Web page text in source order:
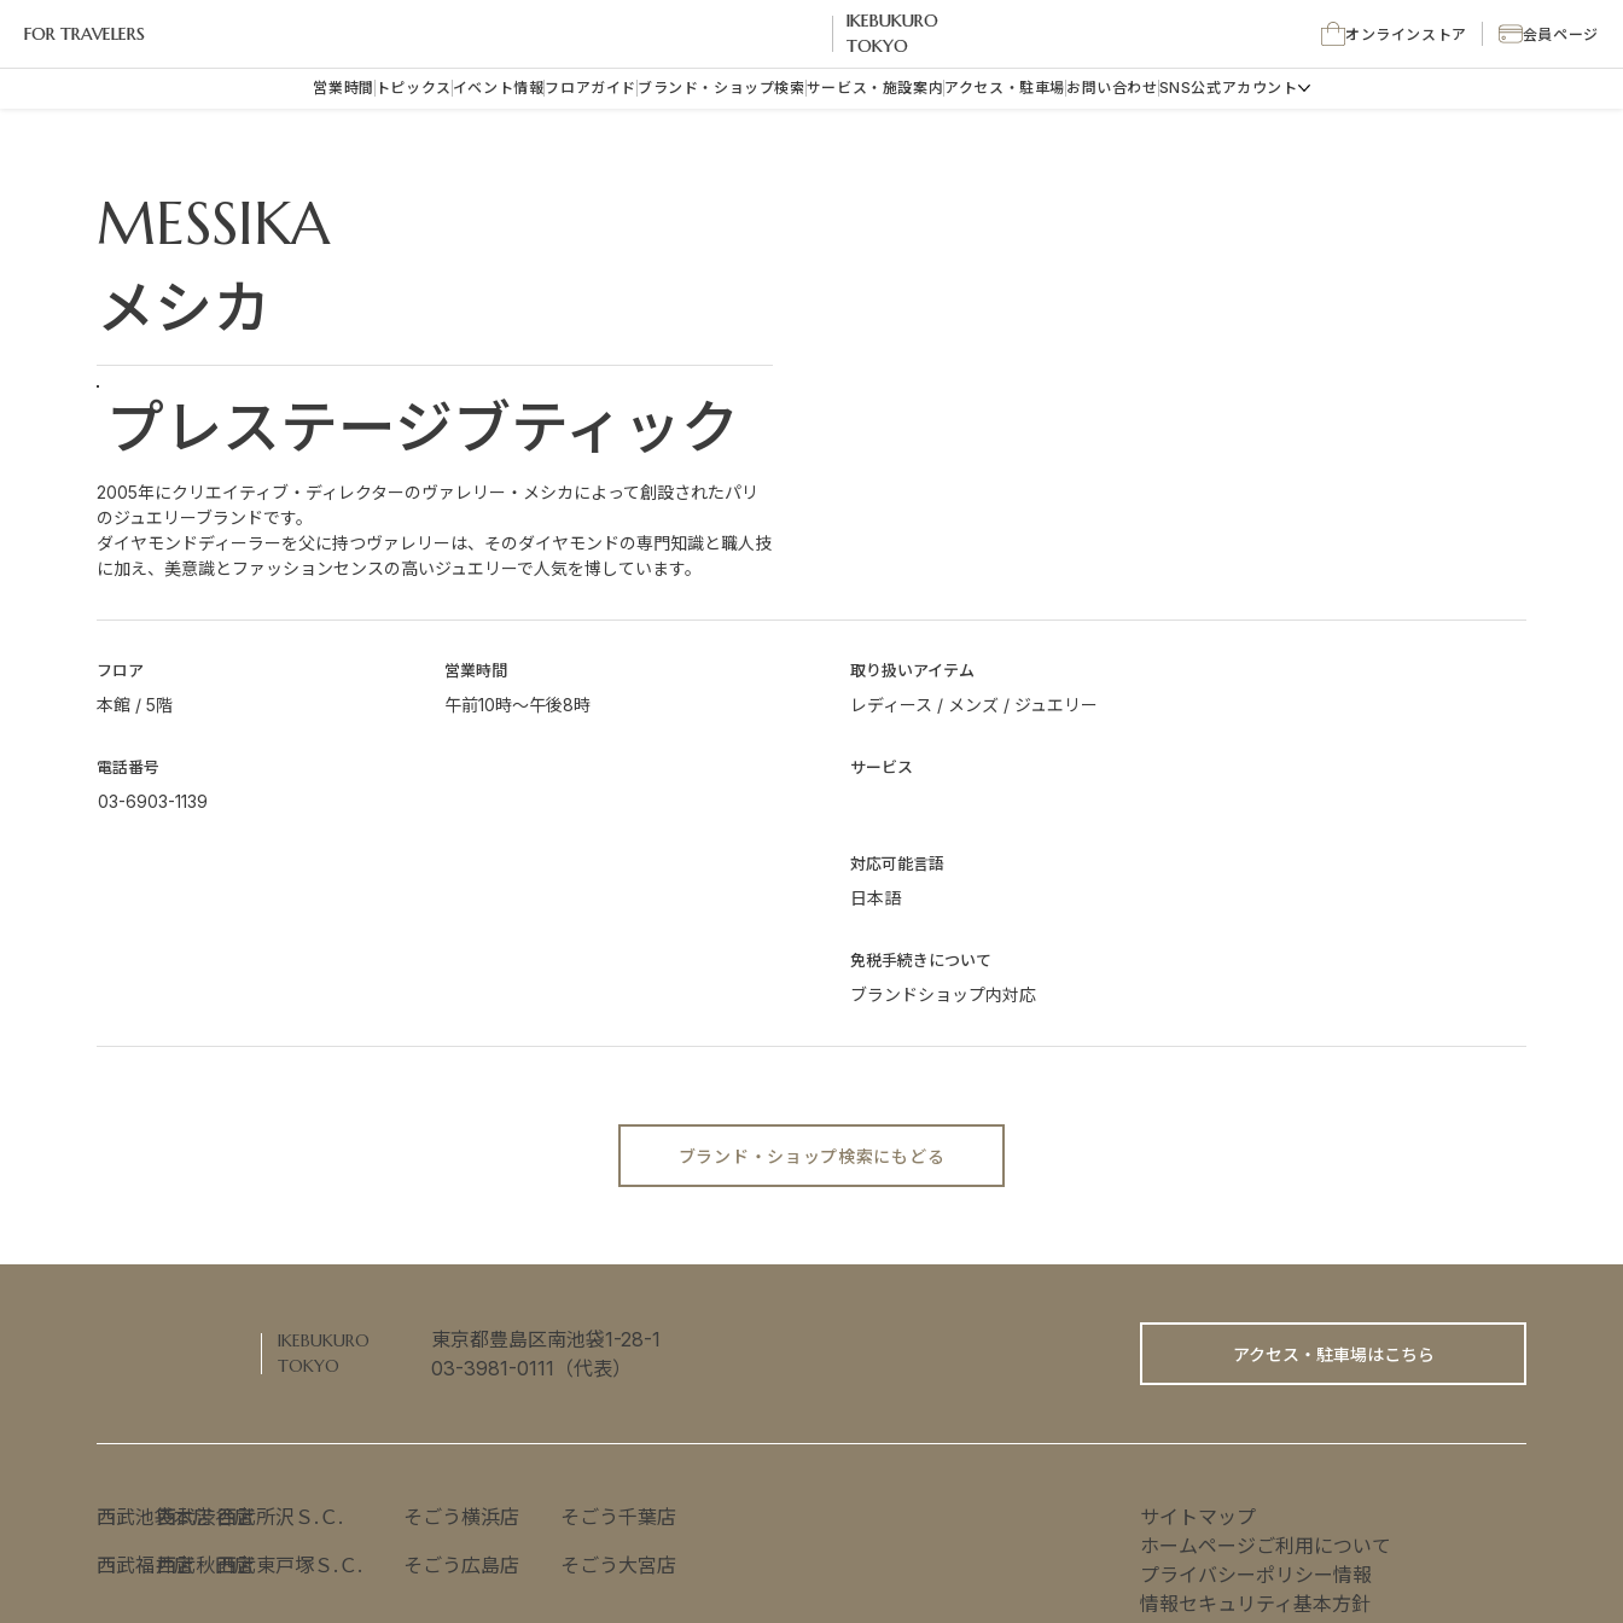
FOR TRAVELERS
IKEBUKURO
TOKYO
オンラインストア 会員ページ
営業時間 トピックス イベント情報フロアガイド ブランド・ショップ検索サービス・施設案内 アクセス・駐車場 お問い合わせSNS公式アカウント
MESSIKA
メシカ
プレステージブティック
2005年にクリエイティブ・ディレクターのヴァレリー・メシカによって創設されたパリ
のジュエリーブランドです。
ダイヤモンドディーラーを父に持つヴァレリーは、そのダイヤモンドの専門知識と職人技
に加え、美意識とファッションセンスの高いジュエリーで人気を博しています。
​フロア
本館 / 5階
電話番号
03-6903-1139
営業時間
午前10時～午後8時
取り扱いアイテム
レディース / メンズ / ジュエリー
サービス
​対応可能言語
日本語
免税手続きについて
ブランドショップ内対応
ブランド・ショップ検索にもどる
IKEBUKURO
TOKYO
東京都豊島区南池袋1-28-1
03-3981-0111（代表）
西武池袋本店
西武渋谷店
西武東戸塚Ｓ.Ｃ.
西武所沢Ｓ.Ｃ.
西武福井店西武秋田店
そごう横浜店
そごう千葉店
そごう大宮店
そごう広島店
アクセス・駐車場はこちら
サイトマップ
ホームページご利用について
プライバシーポリシー情報
情報セキュリティ基本方針